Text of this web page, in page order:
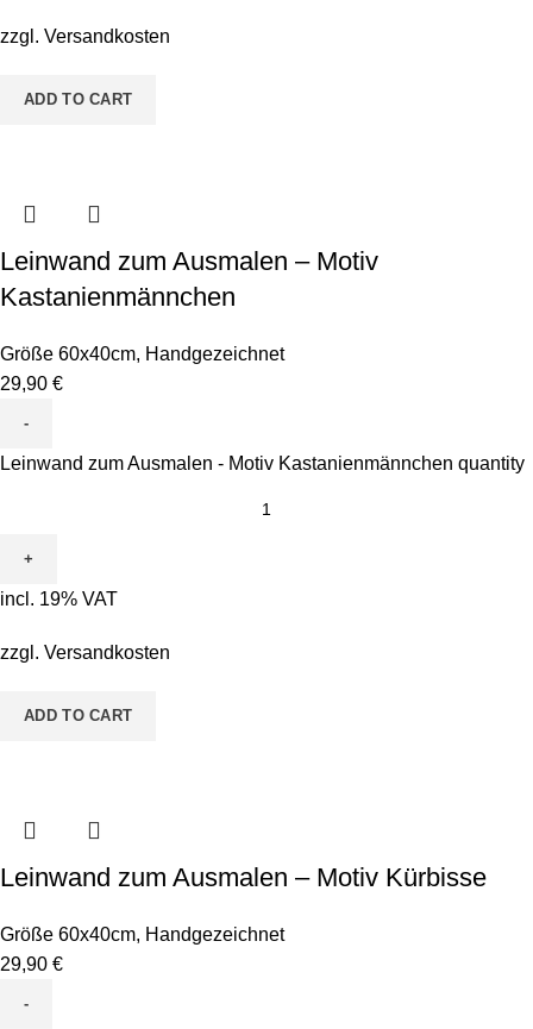
zzgl. Versandkosten
ADD TO CART
Leinwand zum Ausmalen – Motiv
Kastanienmännchen
Größe 60x40cm, Handgezeichnet
29,90 €
Leinwand zum Ausmalen - Motiv Kastanienmännchen quantity
incl. 19% VAT
zzgl. Versandkosten
ADD TO CART
Leinwand zum Ausmalen – Motiv Kürbisse
Größe 60x40cm, Handgezeichnet
29,90 €